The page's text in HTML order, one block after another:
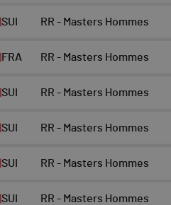
SUI RR - Masters Hommes
FRA RR - Masters Hommes
SUI RR - Masters Hommes
SUI RR - Masters Hommes
SUI RR - Masters Hommes
SUI RR - Masters Hommes